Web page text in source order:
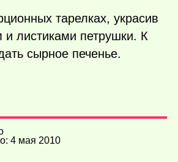
тарелках, украсив
листиками петрушки. К
сырное печенье.
4 мая 2010